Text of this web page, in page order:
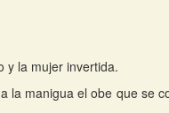
y la mujer invertida.
la manigua el obe que se